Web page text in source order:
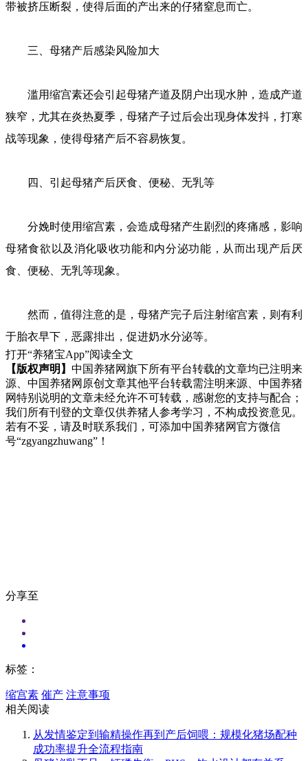
带被挤压断裂，使得后面的产出来的仔猪窒息而亡。
三、母猪产后感染风险加大
滥用缩宫素还会引起母猪产道及阴户出现水肿，造成产道
狭窄，尤其在炎热夏季，母猪产子过后会出现身体发抖，打寒
战等现象，使得母猪产后不容易恢复。
四、引起母猪产后厌食、便秘、无乳等
分娩时使用缩宫素，会造成母猪产生剧烈的疼痛感，影响
母猪食欲以及消化吸收功能和内分泌功能，从而出现产后厌
食、便秘、无乳等现象。
然而，值得注意的是，母猪产完子后注射缩宫素，则有利
于胎衣早下，恶露排出，促进奶水分泌等。
打开“养猪宝App”阅读全文
【版权声明】 中国养猪网旗下所有平台转载的文章均已注明来
源、中国养猪网原创文章其他平台转载需注明来源、中国养猪
网特别说明的文章未经允许不可转载，感谢您的支持与配合；
我们所有刊登的文章仅供养猪人参考学习，不构成投资意见。
若有不妥，请及时联系我们，可添加中国养猪网官方微信
号“zgyangzhuwang”！
分享至
标签：
缩宫素 催产 注意事项
相关阅读
从发情鉴定到输精操作再到产后饲喂：规模化猪场配种
成功率提升全流程指南